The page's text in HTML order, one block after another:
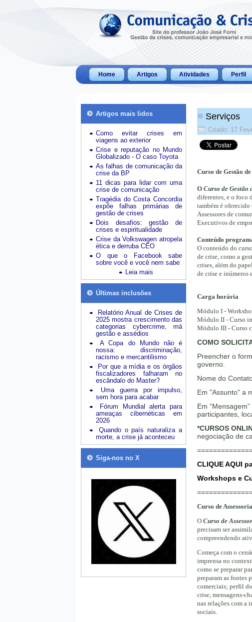
Home Artigos Atividades Perfil
Artigos mais lidos
Como evitar crises em
viagens ao exterior
Crise e reputação no Mundo
Globalizado - O caso Toyota
As falhas de comunicação da
crise da BP
11 dicas para lidar com uma
crise de comunicação
Tragédia do Costa Concordia
expõe falhas primárias de
gestão de crises
Dois desafios: gestão de
crises e espiritualidade
Crise da Volkswagen atropela
ética e derruba CEO
O que o Facebook sabe
sobre você e você nem sabe
Leia mais
Últimas inclusões
Relatório Anual de Crises de
2025 mostra crescimento das
categorias cybercrime, má
gestão e assédios
A Copa do Mundo não é
nossa: discriminação,
racismo e mercantilismo
Por que a mídia e os órgãos
fiscalizadores falharam no
escândalo do Master?
Uma guerra por impulso,
sem hora para acabar
Fórum Mundial alerta para
ameaças cibernéticas em
2026
Quando o país naturaliza a
morte, a crise já aconteceu
Siga-nos no X
Serviços
Criado: 17
Curso de Gestão
O Curso de Gestão
diferentes, e o foco
também é
Assessores de
Executivos de
Conteúdo
O conteúdo do
de crise, como a
crises, além do
de crise e inúmeros
Carga horária
Módulo I -
Módulo II - Curso
Módulo III - Curso
COMO
Preencher o
governo.
Nome do
Em "Assunto" a
Em
participantes,
*CURSOS
negociação de
CLIQUE AQUI
Workshops e
Curso de
O Curso de
precisam ser
compreendendo
Começa com o
imprensa no
como se preparar
preparam as fontes
comerciais; perfil
crise, mensagens-
nas relações com a
sociais.